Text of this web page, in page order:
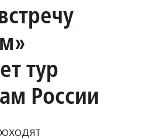
тур
России